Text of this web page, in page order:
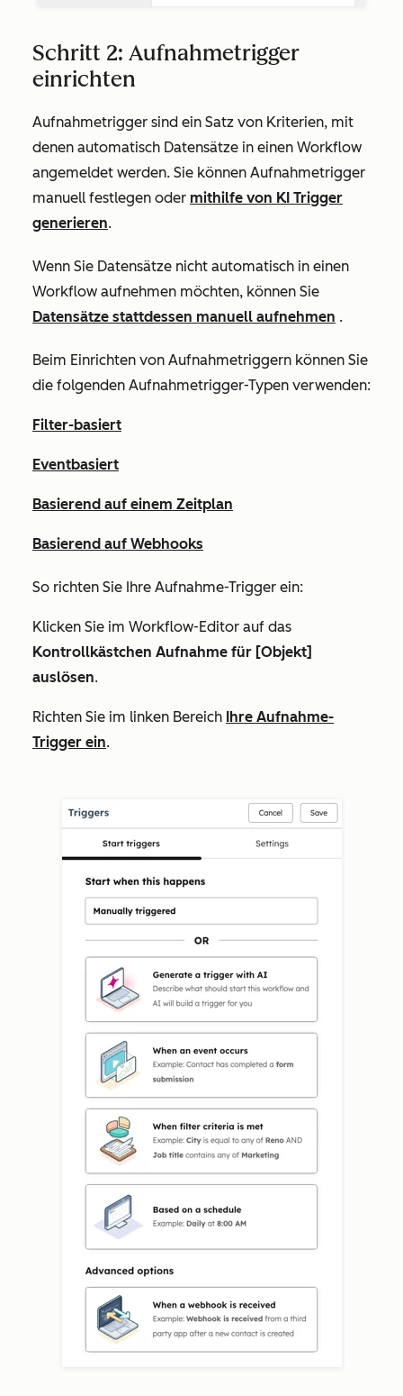
Schritt 2: Aufnahmetrigger
einrichten
Aufnahmetrigger sind ein Satz von Kriterien, mit
denen automatisch Datensätze in einen Workflow
angemeldet werden. Sie können Aufnahmetrigger
manuell festlegen oder mithilfe von KI Trigger
generieren.
Wenn Sie Datensätze nicht automatisch in einen
Workflow aufnehmen möchten, können Sie
Datensätze stattdessen manuell aufnehmen .
Beim Einrichten von Aufnahmetriggern können Sie
die folgenden Aufnahmetrigger-Typen verwenden:
Filter-basiert
Eventbasiert
Basierend auf einem Zeitplan
Basierend auf Webhooks
So richten Sie Ihre Aufnahme-Trigger ein:
Klicken Sie im Workflow-Editor auf das
Kontrollkästchen Aufnahme für [Objekt]
auslösen.
Richten Sie im linken Bereich Ihre Aufnahme-
Trigger ein.